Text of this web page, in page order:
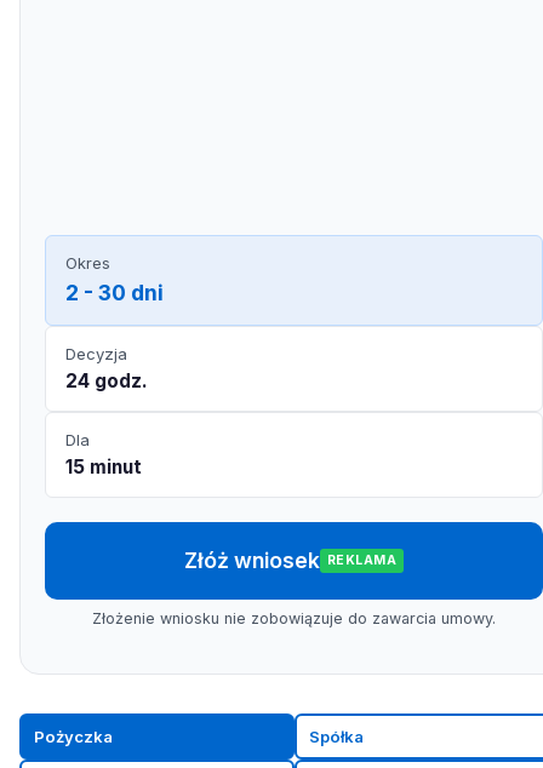
Okres
2 - 30 dni
Decyzja
24 godz.
Dla
15 minut
Złóż wniosek REKLAMA
Złożenie wniosku nie zobowiązuje do zawarcia umowy.
Pożyczka Spółka